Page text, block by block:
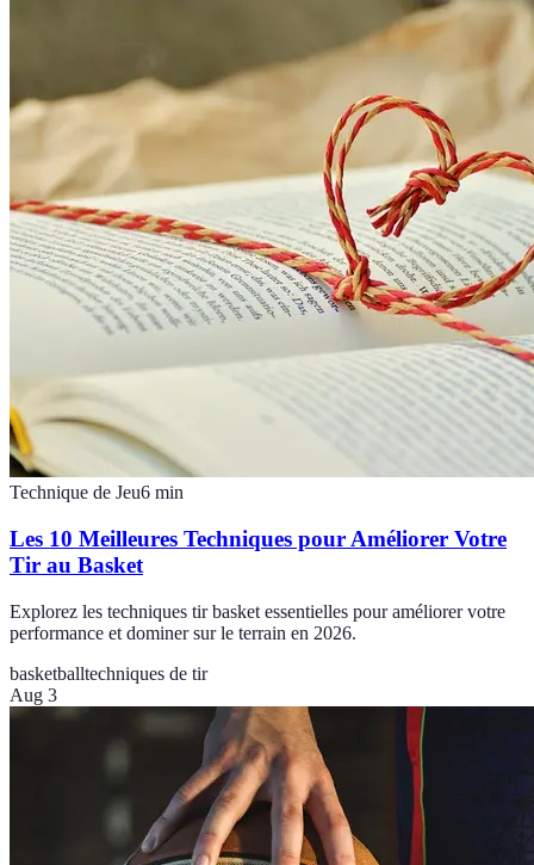
Technique de Jeu6 min
Les 10 Meilleures Techniques pour Améliorer Votre
Tir au Basket
Explorez les techniques tir basket essentielles pour améliorer votre
performance et dominer sur le terrain en 2026.
basketballtechniques de tir
Aug 3